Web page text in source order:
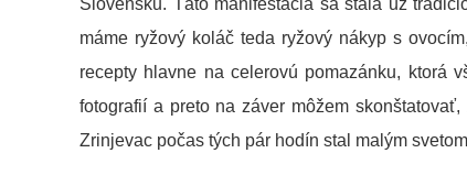
máme ryžový koláč teda ryžový nákyp s
recepty hlavne na celerovú pomazánku, ktorá
fotografií a preto na záver môžem
Zrinjevac počas tých pár hodín stal malým